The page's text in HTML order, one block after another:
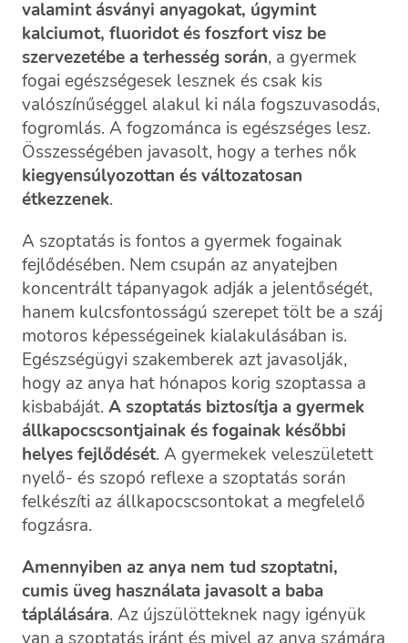
valamint ásványi anyagokat, úgymint
kalciumot, fluoridot és foszfort visz be
szervezetébe a terhesség során, a gyermek
fogai egészségesek lesznek és csak kis
valószínűséggel alakul ki nála fogszuvasodás,
fogromlás. A fogzománca is egészséges lesz.
Összességében javasolt, hogy a terhes nők
kiegyensúlyozottan és változatosan
étkezzenek.
A szoptatás is fontos a gyermek fogainak
fejlődésében. Nem csupán az anyatejben
koncentrált tápanyagok adják a jelentőségét,
hanem kulcsfontosságú szerepet tölt be a száj
motoros képességeinek kialakulásában is.
Egészségügyi szakemberek azt javasolják,
hogy az anya hat hónapos korig szoptassa a
kisbabáját. A szoptatás biztosítja a gyermek
állkapocscsontjainak és fogainak későbbi
helyes fejlődését. A gyermekek veleszületett
nyelő- és szopó reflexe a szoptatás során
felkészíti az állkapocscsontokat a megfelelő
fogzásra.
Amennyiben az anya nem tud szoptatni,
cumis üveg használata javasolt a baba
táplálására. Az újszülötteknek nagy igényük